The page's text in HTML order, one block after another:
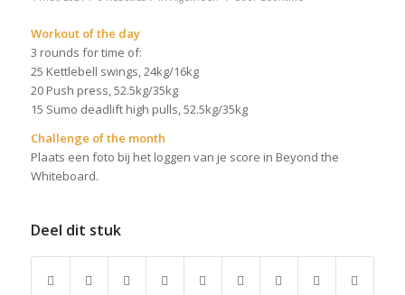
Workout of the day
3 rounds for time of:
25 Kettlebell swings, 24kg/16kg
20 Push press, 52.5kg/35kg
15 Sumo deadlift high pulls, 52.5kg/35kg
Challenge of the month
Plaats een foto bij het loggen van je score in Beyond the
Whiteboard.
Deel dit stuk